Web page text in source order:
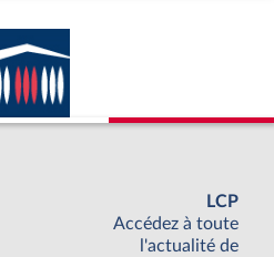
LCP
Accédez à toute
l'actualité de